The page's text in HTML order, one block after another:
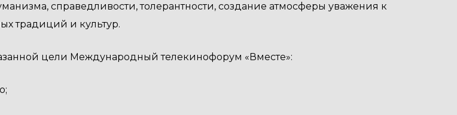
справедливости, толерантности, создание атмосферы уважения к
традиций и культур.
цели Международный телекинофорум «Вместе»: